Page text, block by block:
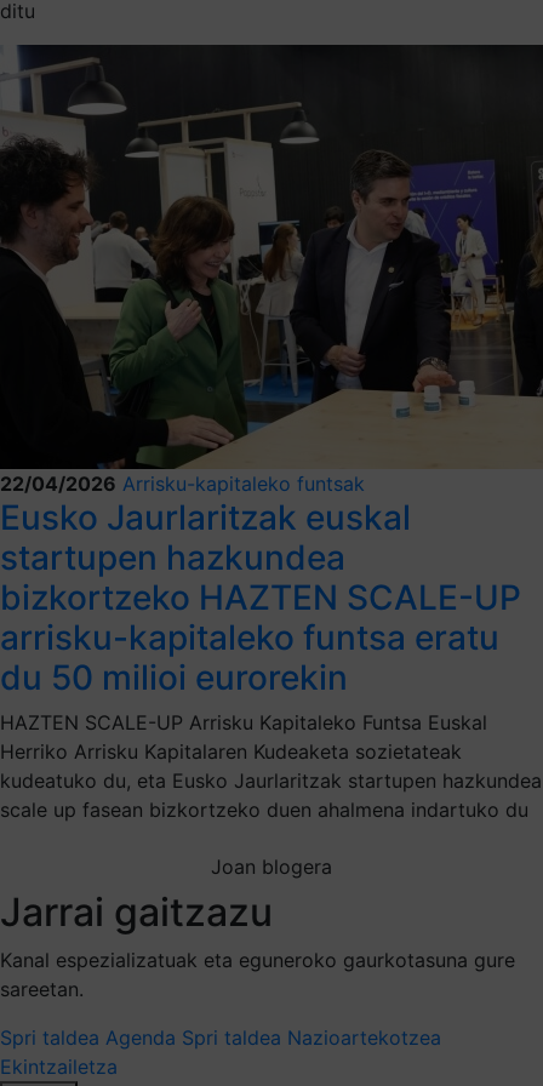
ditu
22/04/2026 Arrisku-kapitaleko funtsak
Eusko Jaurlaritzak euskal
startupen hazkundea
bizkortzeko HAZTEN SCALE-UP
arrisku-kapitaleko funtsa eratu
du 50 milioi eurorekin
HAZTEN SCALE-UP Arrisku Kapitaleko Funtsa Euskal
Herriko Arrisku Kapitalaren Kudeaketa sozietateak
kudeatuko du, eta Eusko Jaurlaritzak startupen hazkundea
scale up fasean bizkortzeko duen ahalmena indartuko du
Joan blogera
Jarrai gaitzazu
Kanal espezializatuak eta eguneroko gaurkotasuna gure
sareetan.
Spri taldea Agenda Spri taldea Nazioartekotzea
Ekintzailetza